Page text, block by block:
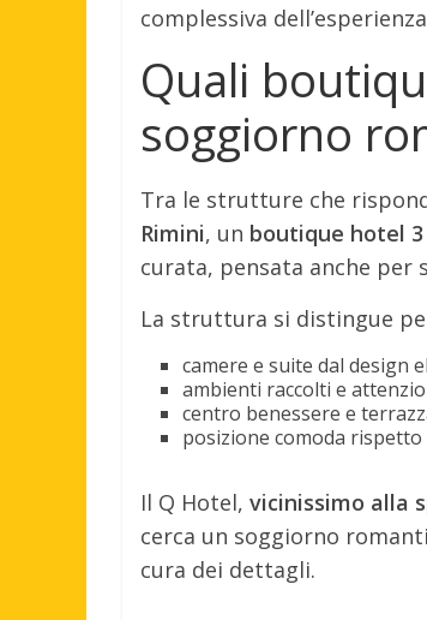
complessiva
Quali
soggiorno
Tra le strutture che
Rimini, un boutique hotel
curata, pensata anche per
La struttura si distingue
camere e suite dal design
ambienti raccolti e
centro benessere e
posizione comoda rispetto
Il Q Hotel, vicinissimo alla
cerca un soggiorno
cura dei dettagli.